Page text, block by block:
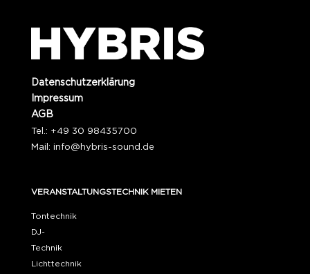
Datenschutzerklärung
Impressum
AGB
Tel.: +49 30 98435700
Mail: info@hybris-sound.de
VERANSTALTUNGSTECHNIK MIETEN
Tontechnik
DJ-
Technik
Lichttechnik